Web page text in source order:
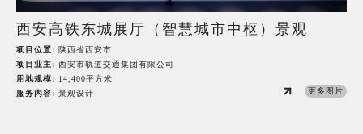
西安高铁东城展厅（智慧城市中枢）景观
更多图片
项目位置: 陕西省西安市
项目业主: 西安市轨道交通集团有限公司
用地规模: 14,400平方米
服务内容: 景观设计